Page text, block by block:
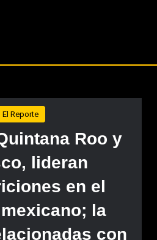
El Reporte
Roo y
lideran
en el
la
con